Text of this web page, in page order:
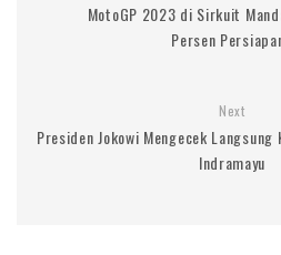
MotoGP 2023 di Sirkuit
Persen
Next
Presiden Jokowi Mengecek Langsung
Indramayu